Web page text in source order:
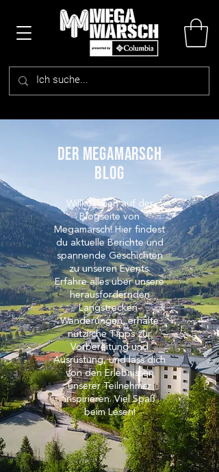
DER megamarsch
blog
Willkommen auf der
Blogseite von
Megamarsch! Hier findest
du aktuelle Berichte und
spannende Geschichten
zu unseren Events.
Erfahre alles über unsere
herausfordernden
Langstrecken-
Wanderungen, erhalte
nützliche Tipps zur
Vorbereitung und
Ausrüstung, und lass dich
von den Erlebnissen
unserer Teilnehmer
inspirieren. Viel Spaß
beim Lesen!